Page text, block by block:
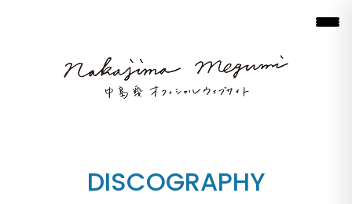
DISCOGRAPHY